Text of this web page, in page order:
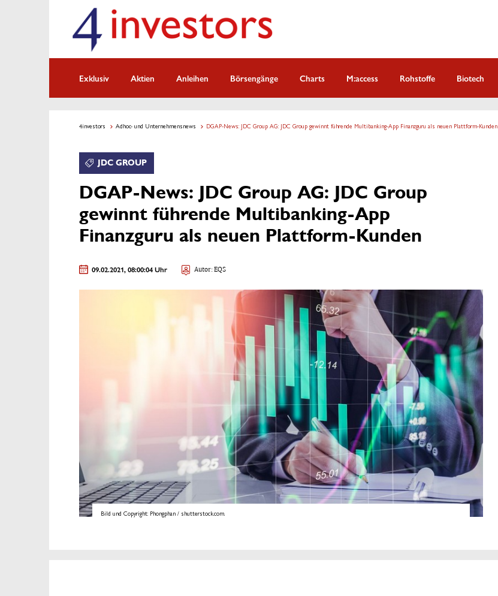
Exklusiv Aktien Anleihen Börsengänge Charts M:access Rohstoffe Biotech
4investors Adhoc- und Unternehmensnews DGAP-News: JDC Group AG: JDC Group gewinnt führende Multibanking-App Finanzguru als neuen Plattform-Kunden
JDC GROUP
DGAP-News: JDC Group AG: JDC Group
gewinnt führende Multibanking-App
Finanzguru als neuen Plattform-Kunden
09.02.2021, 08:00:04 Uhr Autor: EQS
Bild und Copyright: Phongphan / shutterstock.com.